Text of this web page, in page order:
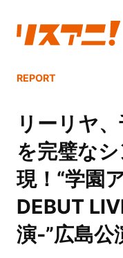
REPORT
リーリヤ
を完璧な
現！“学園
DEBUT
演-”広島公